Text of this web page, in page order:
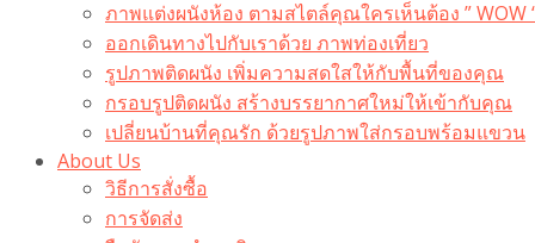
ภาพแต่งผนังห้อง ตามสไตล์คุณใครเห็นต้อง ” WOW
ออกเดินทางไปกับเราด้วย ภาพท่องเที่ยว
รูปภาพติดผนัง เพิ่มความสดใสให้กับพื้นที่ของคุณ
กรอบรูปติดผนัง สร้างบรรยากาศใหม่ให้เข้ากับคุณ
เปลี่ยนบ้านที่คุณรัก ด้วยรูปภาพใส่กรอบพร้อมแขวน​
About Us
วิธีการสั่งซื้อ
การจัดส่ง